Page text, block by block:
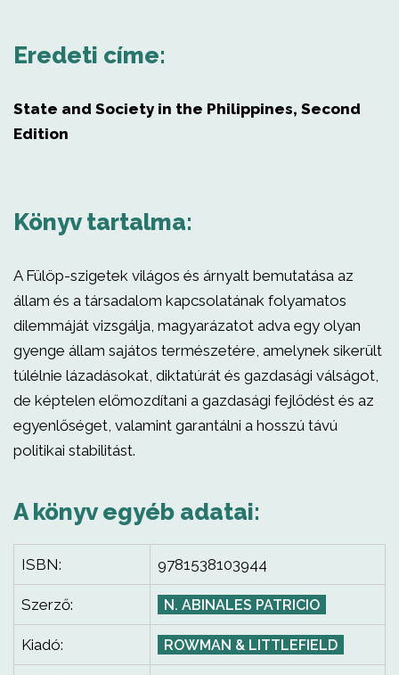
Eredeti címe:
State and Society in the Philippines, Second
Edition
Könyv tartalma:
A Fülöp-szigetek világos és árnyalt bemutatása az
állam és a társadalom kapcsolatának folyamatos
dilemmáját vizsgálja, magyarázatot adva egy olyan
gyenge állam sajátos természetére, amelynek sikerült
túlélnie lázadásokat, diktatúrát és gazdasági válságot,
de képtelen előmozdítani a gazdasági fejlődést és az
egyenlőséget, valamint garantálni a hosszú távú
politikai stabilitást.
A könyv egyéb adatai:
ISBN: 9781538103944
Szerző: N. ABINALES PATRICIO
Kiadó: ROWMAN & LITTLEFIELD